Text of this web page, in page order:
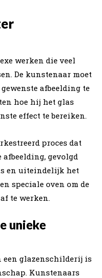
werken die veel
De kunstenaar moet
afbeelding te
hoe hij het glas
effect te bereiken.
proces dat
gevolgd
en uiteindelijk het
speciale oven om de
te werken.
unieke
een glazenschilderij is
Kunstenaars